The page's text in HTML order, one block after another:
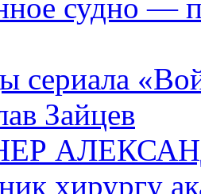
судно —
сериала
Зайцев
хирургу